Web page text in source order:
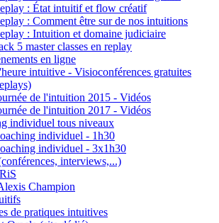
: État intuitif et flow créatif
: Comment être sur de nos intuitions
: Intuition et domaine judiciaire
5 master classes en replay
en ligne
intuitive - Visioconférences gratuites
de l'intuition 2015 - Vidéos
de l'intuition 2017 - Vidéos
individuel tous niveaux
individuel - 1h30
individuel - 3x1h30
interviews,...)
Champion
de pratiques intuitives